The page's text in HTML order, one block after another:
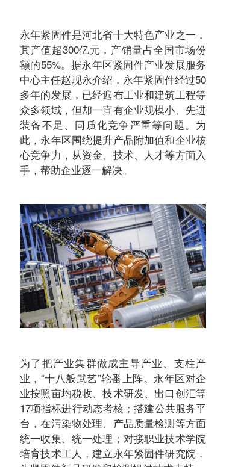
永年紧固件是河北省十大特色产业之一，
其产值超300亿元，产销量占全国市场份
额的55%。据永年区紧固件产业发展服务
中心主任赵现永介绍，永年紧固件经过50
多年的发展，已经遍布工业和建筑工程等
众多领域，但却一直有企业规模小、先进
装备不足、同质化竞争严重等问题。为
此，永年区围绕提升产品附加值和企业核
心竞争力，从资金、技术、人才等方面入
手，帮助企业逐一解决。
为了把产业集群做成主导产业、支柱产
业，“十八般武艺”轮番上阵。永年区对企
业按照亩均税收、技术研发、出口创汇等
17项指标进行动态考核；搭建公共服务平
台，在污染物处理、产品质量检测等方面
统一收集、统一处理；对接职业技术学院
培育技术工人，建立永年紧固件研究院，